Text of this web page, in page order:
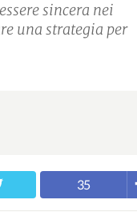
sincera nei
una strategia per
35